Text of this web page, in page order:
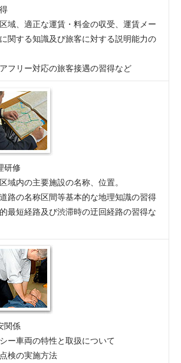
域、適正な運賃・料金の収受、運賃メー
関する知識及び旅客に対する説明能力の
フリー対応の旅客接遇の習得など
研修
域内の主要施設の名称、位置。
路の名称区間等基本的な地理知識の習得
最短経路及び渋滞時の迂回経路の習得な
関係
ー車両の特性と取扱について
検の実施方法